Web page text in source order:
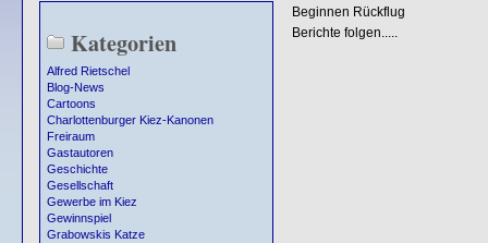
Kategorien
Alfred Rietschel
Blog-News
Cartoons
Charlottenburger Kiez-Kanonen
Freiraum
Gastautoren
Geschichte
Gesellschaft
Gewerbe im Kiez
Gewinnspiel
Grabowskis Katze
Beginnen Rückflug
Berichte folgen.....